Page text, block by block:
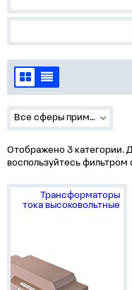
Все сферы применения
Отображено 3 категории.
воспользуйтесь фильтром
Трансформаторы
тока высоковольтные